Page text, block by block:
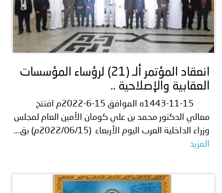
انعقاد المؤتمر ألـ (21) لرؤساء المؤسسات
العقابية والإصلاحية ..
1443-11-15ه الموافق 15-6-2022م افتتح
معالي الدكتور محمد بن علي كومان الأمين العام لمجلس
وزراء الداخلية العرب اليوم الأربعاء (2022/06/15م) بق...
المزيد